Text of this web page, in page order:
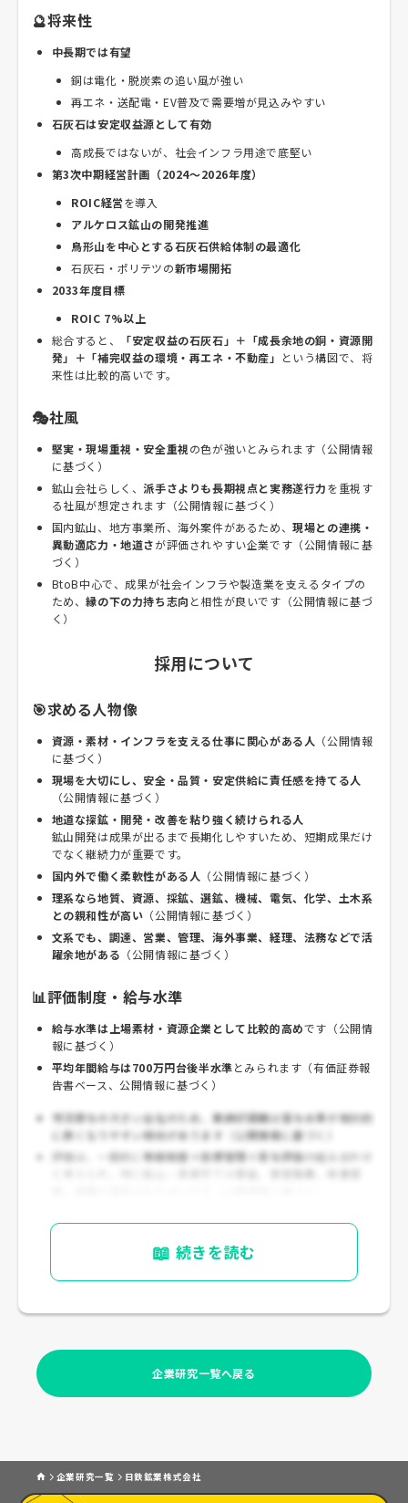
🔮将来性
中長期では有望
銅は電化・脱炭素の追い風が強い
再エネ・送配電・EV普及で需要増が見込みやすい
石灰石は安定収益源として有効
高成長ではないが、社会インフラ用途で底堅い
第3次中期経営計画（2024～2026年度）
ROIC経営を導入
アルケロス鉱山の開発推進
鳥形山を中心とする石灰石供給体制の最適化
石灰石・ポリテツの新市場開拓
2033年度目標
ROIC 7%以上
総合すると、
「安定収益の石灰石」＋「成長余地の銅・資源開
発」＋「補完収益の環境・再エネ・不動産」 という構図で、将
来性は比較的高いです。
🎭社風
堅実・現場重視・安全重視の色が強いとみられます（公開情報
に基づく）
鉱山会社らしく、 派手さよりも長期視点と実務遂行力を重視す
る社風が想定されます（公開情報に基づく）
国内鉱山、地方事業所、海外案件があるため、現場との連携・
異動適応力・地道さが評価されやすい企業です（公開情報に基
づく）
BtoB中心で、成果が社会インフラや製造業を支えるタイプの
ため、縁の下の力持ち志向 と相性が良いです（公開情報に基づ
く）
採用について
🎯求める人物像
資源・素材・インフラを支える仕事に関心がある人 （公開情報
に基づく）
現場を大切にし、安全・品質・安定供給に責任感を持てる人
（公開情報に基づく）
地道な探鉱・開発・改善を粘り強く続けられる人
鉱山開発は成果が出るまで長期化しやすいため、短期成果だけ
でなく継続力が重要です。
国内外で働く柔軟性がある人 （公開情報に基づく）
理系なら地質、資源、採鉱、選鉱、機械、電気、化学、土木系
との親和性が高い （公開情報に基づく）
文系でも、調達、営業、管理、海外事業、経理、法務などで活
躍余地がある （公開情報に基づく）
📊評価制度・給与水準
給与水準は上場素材・資源企業として比較的高めです（公開情
報に基づく）
平均年間給与は700万円台後半水準とみられます（有価証券報
告書ベース、公開情報に基づく）
市況寄与の大きい会社のため、業績好調期は賞与水準が相対的
に良くなりやすい傾向があります（公開情報に基づく）
評価は、一般的に 等級制度＋目標管理＋賞与評価の組み合わせ
📖 続きを読む
企業研究一覧へ戻る
企業研究一覧 日鉄鉱業株式会社